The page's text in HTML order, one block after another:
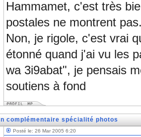
Hammamet, c'est très
postales ne montrent
Non, je rigole, c'est vrai
étonné quand j'ai vu les
wa 3i9abat", je pensais
soutiens à fond
complémentaire spécialité photos
Posté le: 26 Mar 2005 6:20